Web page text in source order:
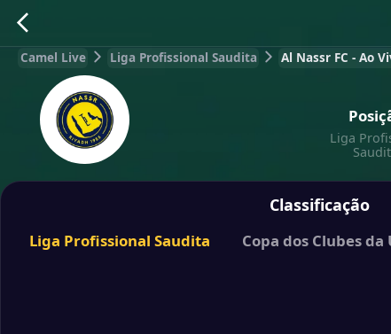
Camel Live Liga Profissional Saudita Al Nassr FC - Ao
Liga
Classificação
Liga Profissional Saudita Copa dos Clubes da